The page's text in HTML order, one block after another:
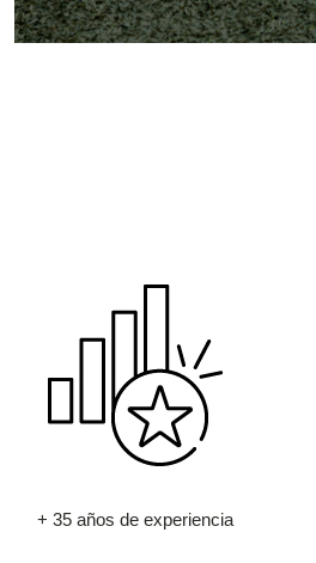
+ 35 años de experiencia